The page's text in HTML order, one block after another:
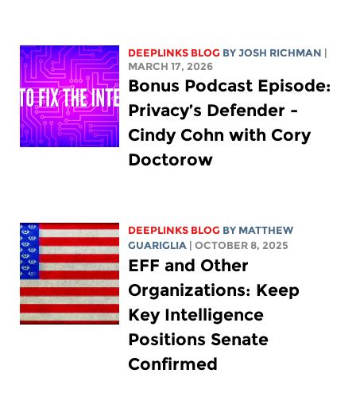
DEEPLINKS BLOG BYJOSH RICHMAN
MARCH 17, 2026
Bonus Podcast Episode:
Privacy’s Defender -
Cindy Cohn with Cory
Doctorow
DEEPLINKS BLOG BY MATTHEW
GUARIGLIA
| OCTOBER 8, 2025
EFF and Other
Organizations: Keep
Key Intelligence
Positions Senate
Confirmed